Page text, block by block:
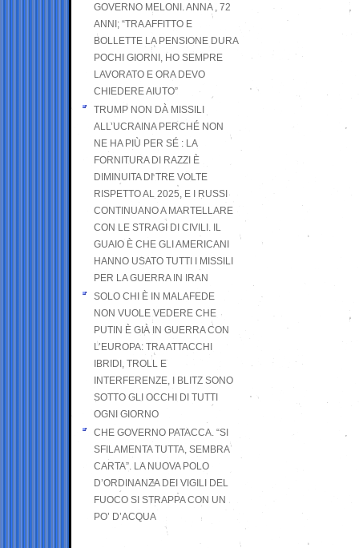
GOVERNO MELONI. ANNA , 72
ANNI; “TRA AFFITTO E
BOLLETTE LA PENSIONE DURA
POCHI GIORNI, HO SEMPRE
LAVORATO E ORA DEVO
CHIEDERE AIUTO”
TRUMP NON DÀ MISSILI
ALL’UCRAINA PERCHÉ NON
NE HA PIÙ PER SÉ : LA
FORNITURA DI RAZZI È
DIMINUITA DI TRE VOLTE
RISPETTO AL 2025, E I RUSSI
CONTINUANO A MARTELLARE
CON LE STRAGI DI CIVILI. IL
GUAIO È CHE GLI AMERICANI
HANNO USATO TUTTI I MISSILI
PER LA GUERRA IN IRAN
SOLO CHI È IN MALAFEDE
NON VUOLE VEDERE CHE
PUTIN È GIÀ IN GUERRA CON
L’EUROPA: TRA ATTACCHI
IBRIDI, TROLL E
INTERFERENZE, I BLITZ SONO
SOTTO GLI OCCHI DI TUTTI
OGNI GIORNO
CHE GOVERNO PATACCA. “SI
SFILAMENTA TUTTA, SEMBRA
CARTA”. LA NUOVA POLO
D’ORDINANZA DEI VIGILI DEL
FUOCO SI STRAPPA CON UN
PO’ D’ACQUA